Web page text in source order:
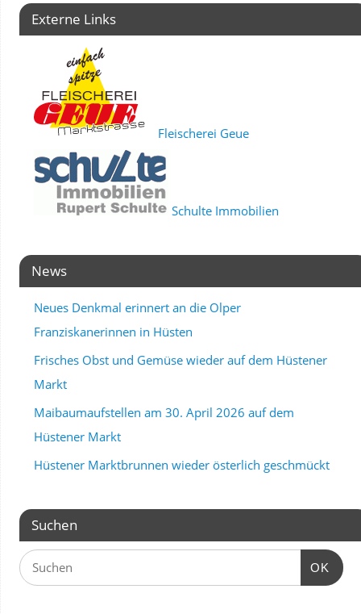
Externe Links
Fleischerei Geue
Schulte Immobilien
News
Neues Denkmal erinnert an die Olper
Franziskanerinnen in Hüsten
Frisches Obst und Gemüse wieder auf dem Hüstener
Markt
Maibaumaufstellen am 30. April 2026 auf dem
Hüstener Markt
Hüstener Marktbrunnen wieder österlich geschmückt
Suchen
OK